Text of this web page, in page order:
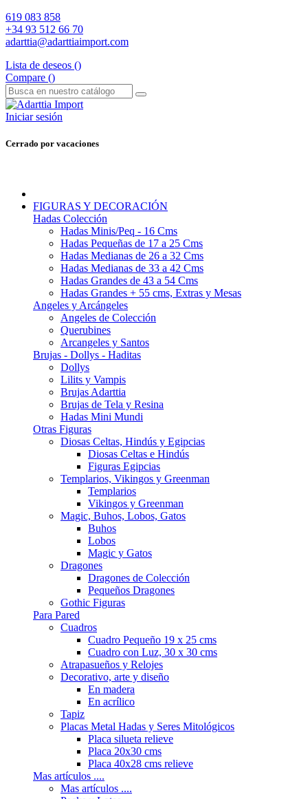
619 083 858
+34 93 512 66 70
adarttia@adarttiaimport.com
Lista de deseos ()
Compare ()
Iniciar sesión
Cerrado por vacaciones
FIGURAS Y DECORACIÓN
Hadas Colección
Hadas Minis/Peq - 16 Cms
Hadas Pequeñas de 17 a 25 Cms
Hadas Medianas de 26 a 32 Cms
Hadas Medianas de 33 a 42 Cms
Hadas Grandes de 43 a 54 Cms
Hadas Grandes + 55 cms, Extras y Mesas
Angeles y Arcángeles
Angeles de Colección
Querubines
Arcangeles y Santos
Brujas - Dollys - Haditas
Dollys
Lilits y Vampis
Brujas Adarttia
Brujas de Tela y Resina
Hadas Mini Mundi
Otras Figuras
Diosas Celtas, Hindús y Egipcias
Diosas Celtas e Hindús
Figuras Egipcias
Templarios, Vikingos y Greenman
Templarios
Vikingos y Greenman
Magic, Buhos, Lobos, Gatos
Buhos
Lobos
Magic y Gatos
Dragones
Dragones de Colección
Pequeños Dragones
Gothic Figuras
Para Pared
Cuadros
Cuadro Pequeño 19 x 25 cms
Cuadro con Luz, 30 x 30 cms
Atrapasueños y Relojes
Decorativo, arte y diseño
En madera
En acrílico
Tapiz
Placas Metal Hadas y Seres Mitológicos
Placa silueta relieve
Placa 20x30 cms
Placa 40x28 cms relieve
Mas artículos ....
Mas artículos ....